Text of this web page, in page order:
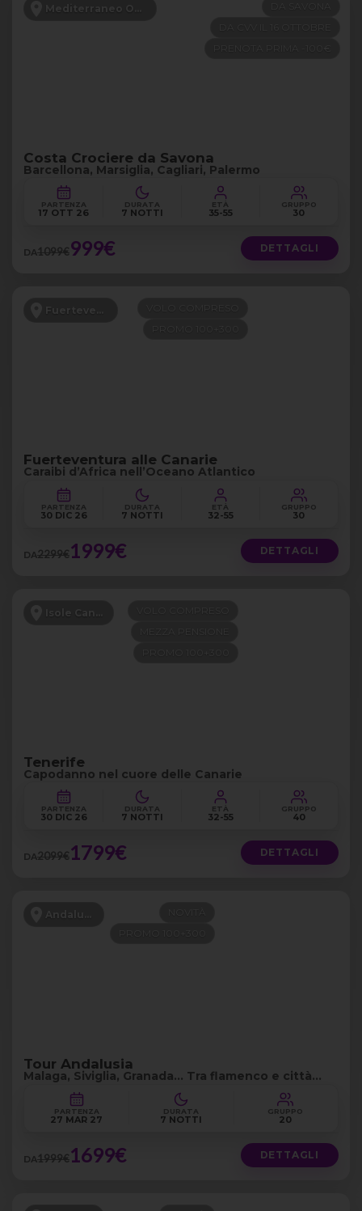
Mediterraneo Occidentale
Costa Crociere da Savona
Barcellona, Marsiglia, Cagliari, Palermo
PARTENZA
17 OTT 26
DURATA
7 NOTTI
ETÀ
35-55
GRUPPO
30
DA1099€999€ DETTAGLI
Fuerteventura
Fuerteventura alle Canarie
Caraibi d’Africa nell’Oceano Atlantico
PARTENZA
30 DIC 26
DURATA
7 NOTTI
ETÀ
32-55
GRUPPO
30
DA2299€1999€ DETTAGLI
Isole Canarie
Tenerife
Capodanno nel cuore delle Canarie
PARTENZA
30 DIC 26
DURATA
7 NOTTI
ETÀ
32-55
GRUPPO
40
DA2099€1799€ DETTAGLI
Andalusia
Tour Andalusia
Malaga, Siviglia, Granada... Tra flamenco e città
storiche
PARTENZA
27 MAR 27
DURATA
7 NOTTI
GRUPPO
20
DA1999€1699€ DETTAGLI